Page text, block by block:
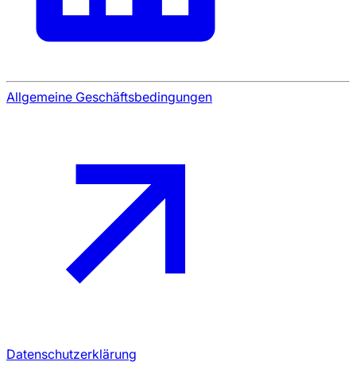
Allgemeine Geschäftsbedingungen
Datenschutzerklärung